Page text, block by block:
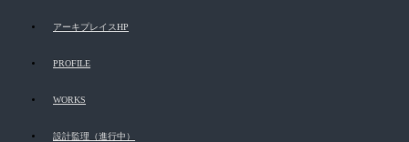
アーキプレイスHP
PROFILE
WORKS
設計監理（進行中）